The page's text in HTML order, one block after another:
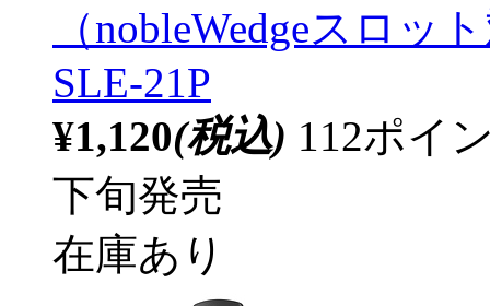
（nobleWedgeスロッ
SLE-21P
¥1,120(税込) 112ポイ
下旬発売
在庫あり